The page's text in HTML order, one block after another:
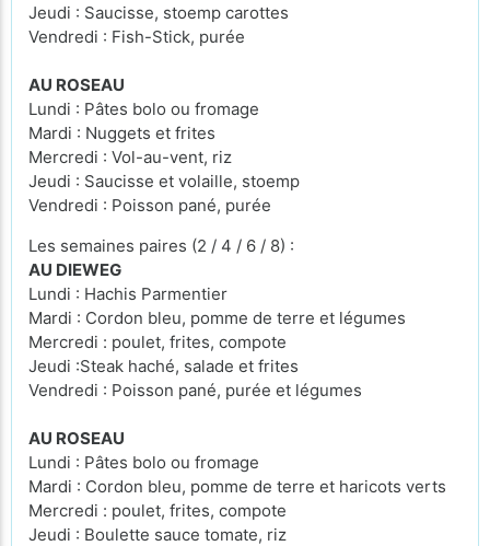
Jeudi : Saucisse, stoemp carottes
Vendredi : Fish-Stick, purée
AU ROSEAU
Lundi : Pâtes bolo ou fromage
Mardi : Nuggets et frites
Mercredi : Vol-au-vent, riz
Jeudi : Saucisse et volaille, stoemp
Vendredi : Poisson pané, purée
Les semaines paires (2 / 4 / 6 / 8) :
AU DIEWEG
Lundi : Hachis Parmentier
Mardi : Cordon bleu, pomme de terre et légumes
Mercredi : poulet, frites, compote
Jeudi :Steak haché, salade et frites
Vendredi : Poisson pané, purée et légumes
AU ROSEAU
Lundi : Pâtes bolo ou fromage
Mardi : Cordon bleu, pomme de terre et haricots verts
Mercredi : poulet, frites, compote
Jeudi : Boulette sauce tomate, riz